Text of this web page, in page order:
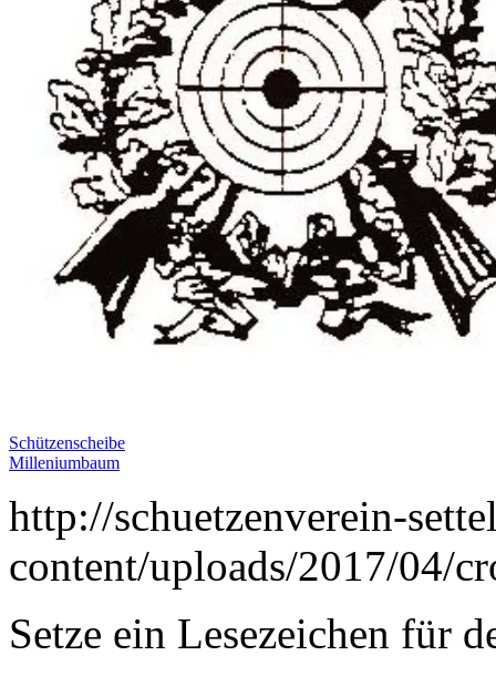
Schützenscheibe
Milleniumbaum
http://schuetzenverein-
content/uploads/2017/04/
Setze ein Lesezeichen für